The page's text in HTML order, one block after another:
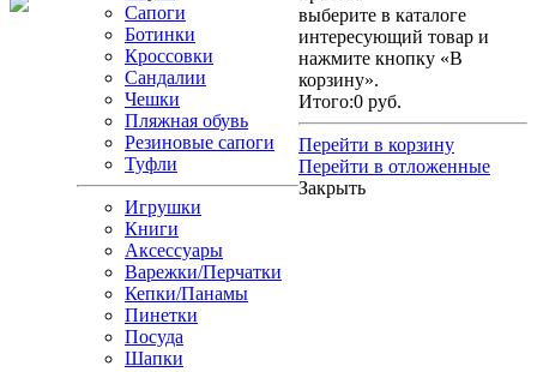
Сапоги
Ботинки
Кроссовки
Сандалии
Чешки
Пляжная обувь
Резиновые сапоги
Туфли
Игрушки
Книги
Аксессуары
Варежки/Перчатки
Кепки/Панамы
Пинетки
Посуда
Шапки
выберите в каталоге
интересующий товар и
нажмите кнопку «В
корзину».
Итого:0 руб.
Перейти в корзину
Перейти в отложенные
Закрыть